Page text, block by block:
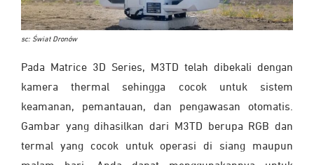
sc: Świat Dronów
Pada Matrice 3D Series, M3TD telah dibekali dengan
kamera thermal sehingga cocok untuk sistem
keamanan, pemantauan, dan pengawasan otomatis.
Gambar yang dihasilkan dari M3TD berupa RGB dan
termal yang cocok untuk operasi di siang maupun